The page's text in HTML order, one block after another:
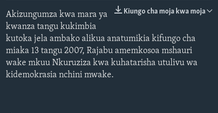
Kiungo cha moja kwa moja
Akizungumza kwa mara ya
kwanza tangu kukimbia
kutoka jela ambako alikua anatumikia kifungo cha
miaka 13 tangu 2007, Rajabu amemkosoa mshauri
wake mkuu Nkuruziza kwa kuhatarisha utulivu wa
kidemokrasia nchini mwake.